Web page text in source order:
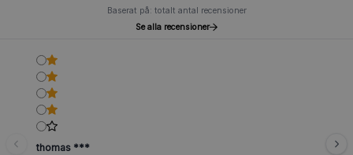
Baserat på: totalt antal recensioner
Se alla recensioner
thomas ***